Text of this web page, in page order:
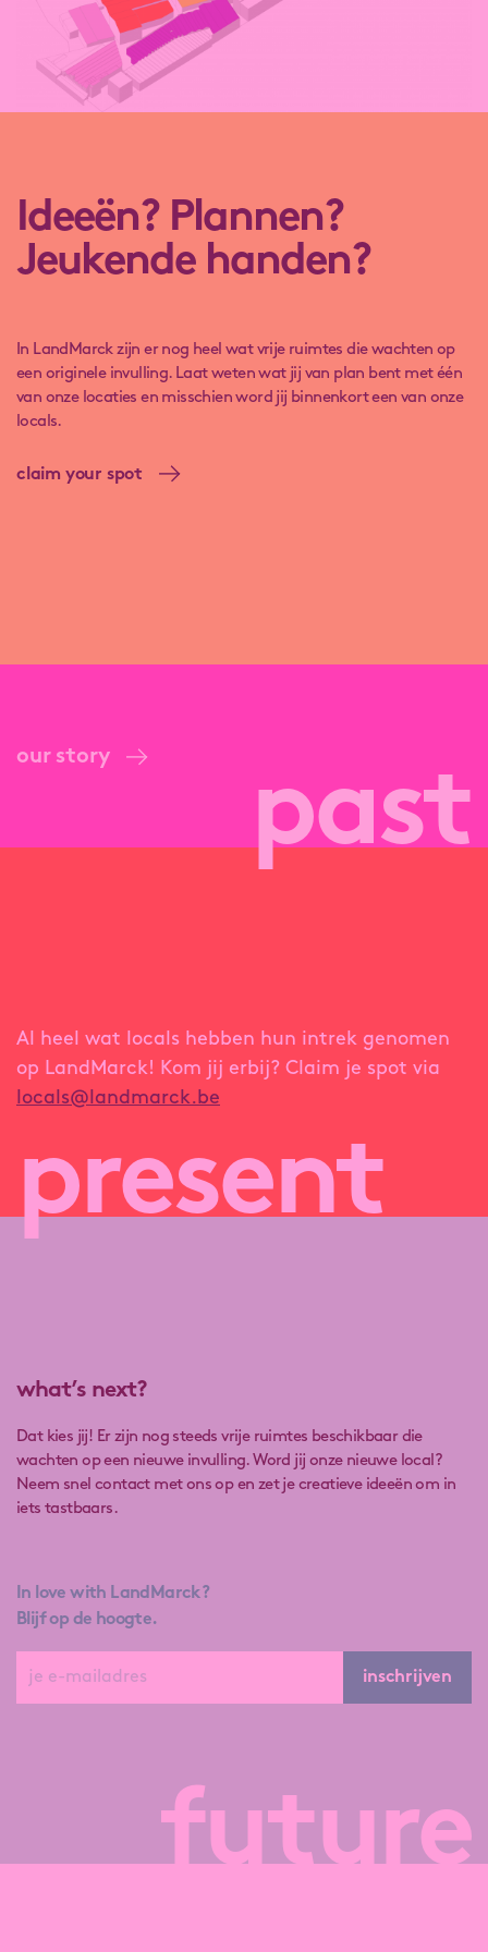
Ideeën? Plannen?
Jeukende handen?
In LandMarck zijn er nog heel wat vrije ruimtes die wachten op
een originele invulling. Laat weten wat jij van plan bent met één
van onze locaties en misschien word jij binnenkort een van onze
locals.
claim your spot
our story
past
present
Al heel wat locals hebben hun intrek genomen
op LandMarck! Kom jij erbij? Claim je spot via
locals@landmarck.be
what’s next?
Dat kies jij! Er zijn nog steeds vrije ruimtes beschikbaar die
wachten op een nieuwe invulling. Word jij onze nieuwe local?
Neem snel contact met ons op en zet je creatieve ideeën om in
iets tastbaars.
In love with LandMarck?
Blijf op de hoogte.
inschrijven
future